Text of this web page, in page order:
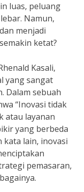
luas, peluang
Namun,
menjadi
ketat?
Kasali,
yang sangat
Dalam sebuah
“Inovasi tidak
atau layanan
yang berbeda
kata lain, inovasi
pemasaran,